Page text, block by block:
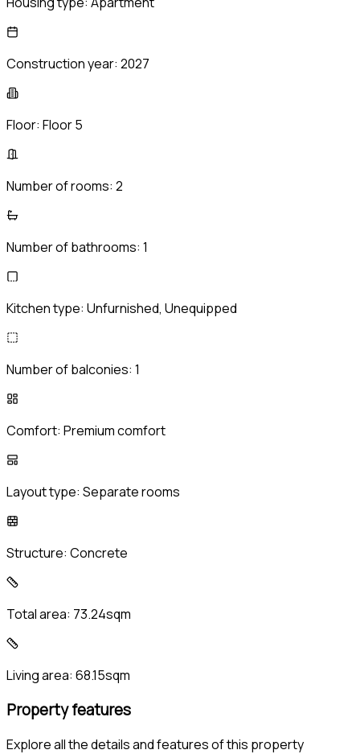
Construction year: 2027
Floor: Floor 5
Number of rooms: 2
Number of bathrooms: 1
Kitchen type: Unfurnished, Unequipped
Number of balconies: 1
Comfort: Premium comfort
Layout type: Separate rooms
Structure: Concrete
Total area: 73.24sqm
Living area: 68.15sqm
Property features
Explore all the details and features of this property